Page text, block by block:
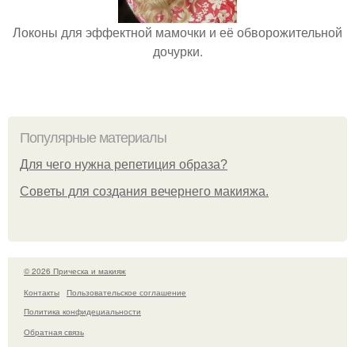
Локоны для эффектной мамочки и её обворожительной
дочурки.
Популярные материалы
Для чего нужна репетиция образа?
Советы для создания вечернего макияжа.
© 2026 Прическа и макияж
Контакты
Пользовательское соглашение
Политика конфидециальности
Обратная связь